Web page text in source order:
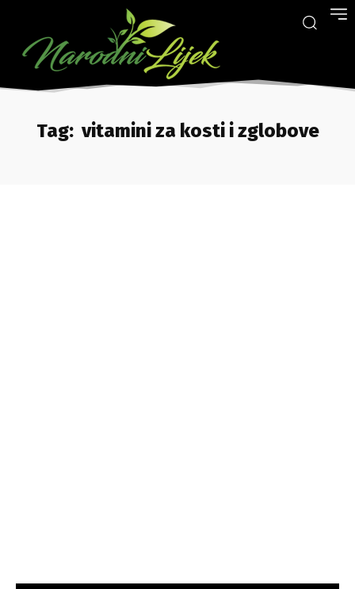
Tag: vitamini za kosti i zglobove